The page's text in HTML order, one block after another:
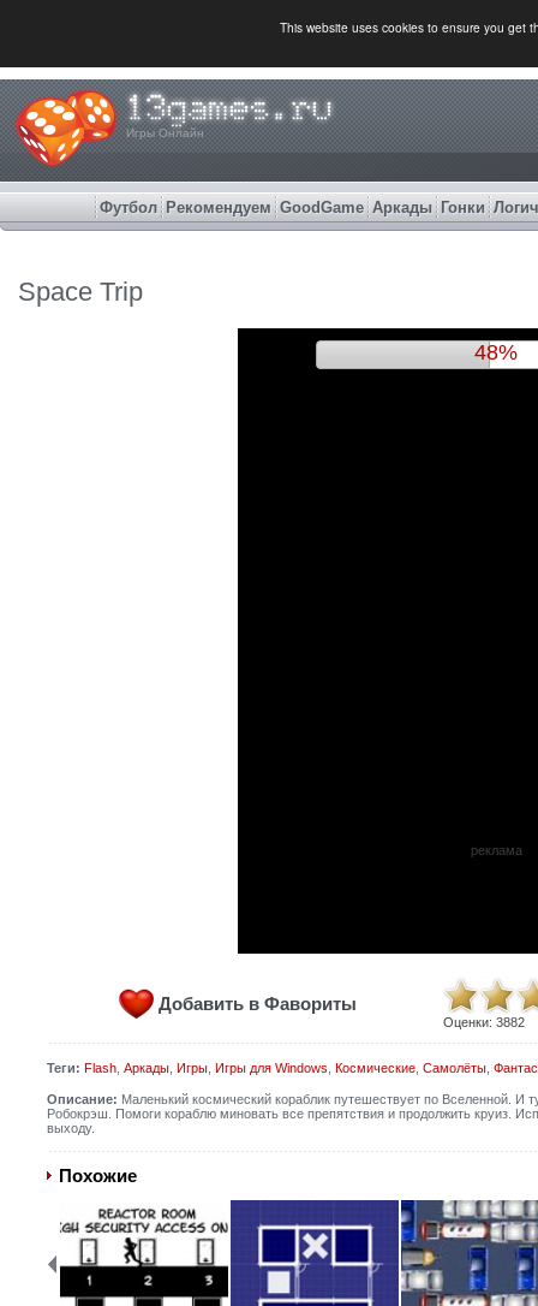
This website uses cookies to ensure you get
Игры Онлайн
Футбол Рекомендуем GoodGame Аркады Гонки
Space Trip
51%
реклама
Добавить в Фавориты
Оценки: 3882
Теги: Flash, Аркады, Игры, Игры для Windows Космические, Самолёты,
Описание: Маленький космический кораблик путешествует по Вселенной. И
Робокрэш. Помоги кораблю миновать все препятствия и продолжить круиз.
выходу.
Похожие